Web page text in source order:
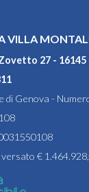
VILLA
27 - 16145
di Genova -
€